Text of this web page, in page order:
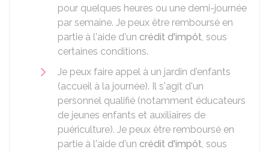
pour quelques heures ou une demi-journée
par semaine. Je peux être remboursé en
partie à l'aide d'un crédit d'impôt, sous
certaines conditions.
Je peux faire appel à un jardin d'enfants
(accueil à la journée). Il s'agit d'un
personnel qualifié (notamment éducateurs
de jeunes enfants et auxiliaires de
puériculture). Je peux être remboursé en
partie à l'aide d'un crédit d'impôt, sous